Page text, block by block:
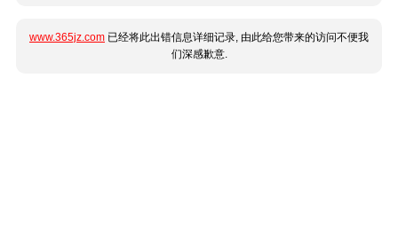
www.365jz.com 已经将此出错信息详细记录, 由此给您带来的访问不便我
们深感歉意.